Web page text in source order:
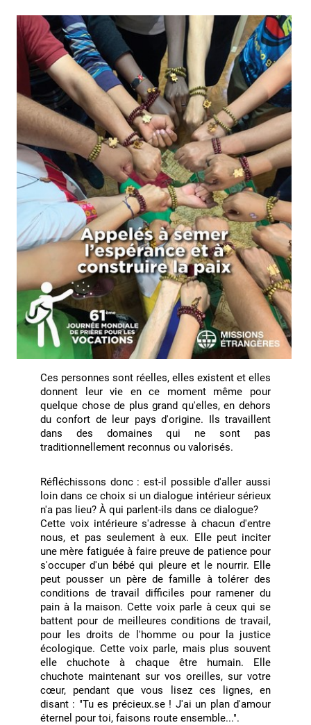
Ces personnes sont réelles, elles existent et elles
donnent leur vie en ce moment même pour
quelque chose de plus grand qu'elles, en dehors
du confort de leur pays d'origine. Ils travaillent
dans des domaines qui ne sont pas
traditionnellement reconnus ou valorisés.
Réfléchissons donc : est-il possible d'aller aussi
loin dans ce choix si un dialogue intérieur sérieux
n'a pas lieu? À qui parlent-ils dans ce dialogue?
Cette voix intérieure s'adresse à chacun d'entre
nous, et pas seulement à eux. Elle peut inciter
une mère fatiguée à faire preuve de patience pour
s'occuper d'un bébé qui pleure et le nourrir. Elle
peut pousser un père de famille à tolérer des
conditions de travail difficiles pour ramener du
pain à la maison. Cette voix parle à ceux qui se
battent pour de meilleures conditions de travail,
pour les droits de l'homme ou pour la justice
écologique. Cette voix parle, mais plus souvent
elle chuchote à chaque être humain. Elle
chuchote maintenant sur vos oreilles, sur votre
cœur, pendant que vous lisez ces lignes, en
disant : "Tu es précieux.se ! J'ai un plan d'amour
éternel pour toi, faisons route ensemble...".